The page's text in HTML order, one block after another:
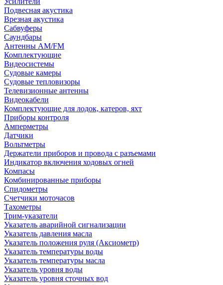
Подвесная акустика
Врезная акустика
Сабвуферы
Саундбары
Антенны AM/FM
Комплектующие
Видеосистемы
Судовые камеры
Cудовые тепловизоры
Телевизионные антенны
Видеокабели
Комплектующие для лодок, катеров, яхт
Приборы контроля
Амперметры
Датчики
Вольтметры
Держатели приборов и провода с разъемами
Индикатор включения ходовых огней
Компасы
Комбинированные приборы
Спидометры
Счетчики моточасов
Тахометры
Трим-указатели
Указатель аварийной сигнализации
Указатель давления масла
Указатель положения руля (Аксиометр)
Указатель температуры воды
Указатель температуры масла
Указатель уровня воды
Указатель уровня сточных вод